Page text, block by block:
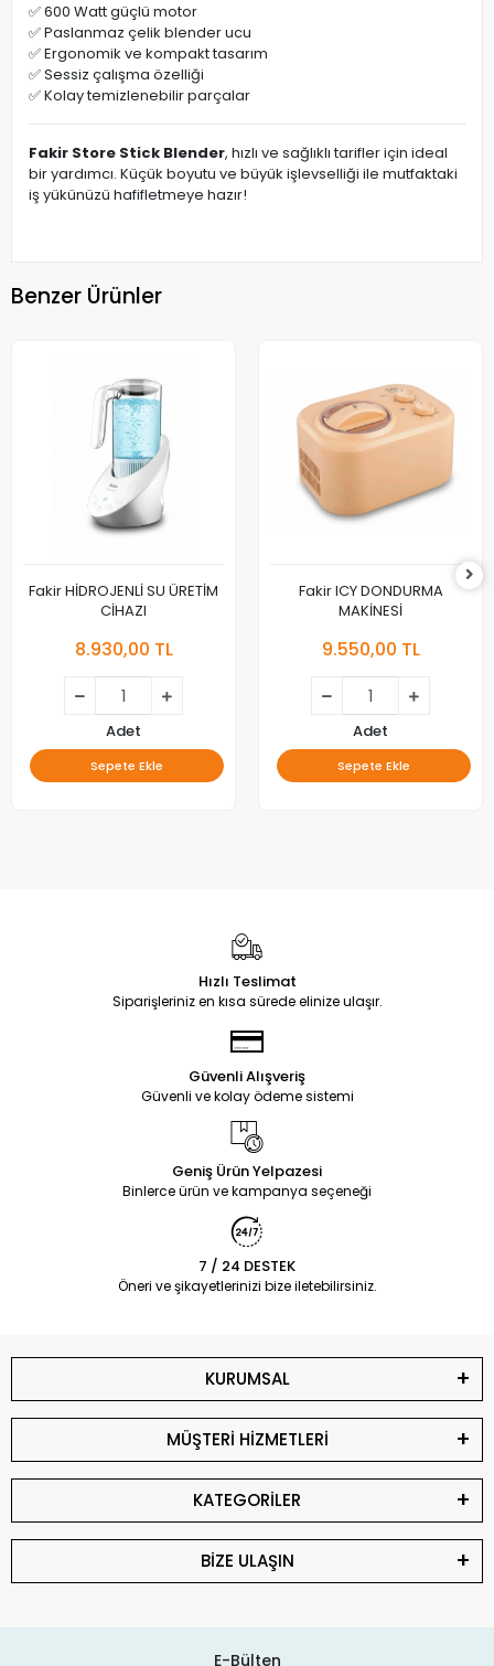
✅ 600 Watt güçlü motor
✅ Paslanmaz çelik blender ucu
✅ Ergonomik ve kompakt tasarım
✅ Sessiz çalışma özelliği
✅ Kolay temizlenebilir parçalar
Fakir Store Stick Blender, hızlı ve sağlıklı tarifler için ideal
bir yardımcı. Küçük boyutu ve büyük işlevselliği ile mutfaktaki
iş yükünüzü hafifletmeye hazır!
Benzer Ürünler
Fakir HİDROJENLİ SU ÜRETİM
CİHAZI
8.930,00 TL
Adet
Sepete Ekle
Fakir ICY DONDURMA
MAKİNESİ
9.550,00 TL
Adet
Sepete Ekle
Hızlı Teslimat
Siparişleriniz en kısa sürede elinize ulaşır.
Güvenli Alışveriş
Güvenli ve kolay ödeme sistemi
Geniş Ürün Yelpazesi
Binlerce ürün ve kampanya seçeneği
7 / 24 DESTEK
Öneri ve şikayetlerinizi bize iletebilirsiniz.
KURUMSAL
MÜŞTERİ HİZMETLERİ
KATEGORİLER
BİZE ULAŞIN
E-Bülten